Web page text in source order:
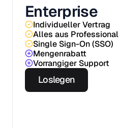
Enterprise
Individueller Vertrag
Alles aus Professional
Single Sign-On (SSO)
Mengenrabatt
Vorrangiger Support
Loslegen